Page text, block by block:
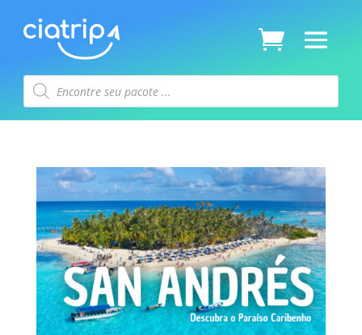
Pesquisar
produtos